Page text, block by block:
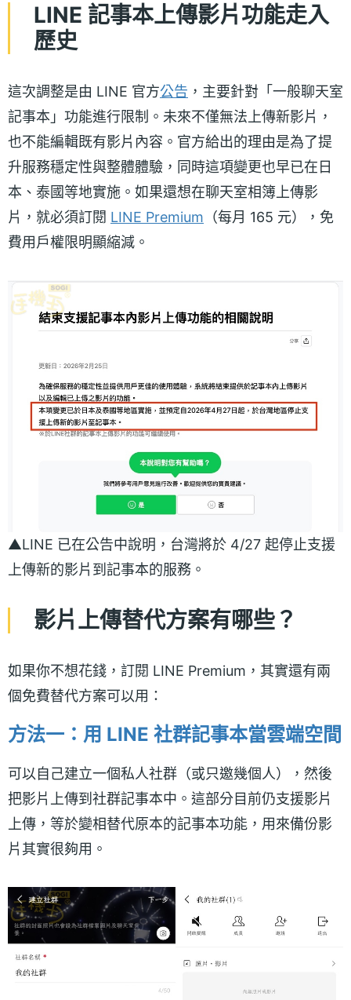
LINE 記事本上傳影片功能走入
歷史
這次調整是由 LINE 官方公告 ，主要針對「一般聊天室
記事本」功能進行限制。未來不僅無法上傳新影片，
也不能編輯既有影片內容。官方給出的理由是為了提
升服務穩定性與整體體驗，同時這項變更也早已在日
本、泰國等地實施。如果還想在聊天室相簿上傳影
片，就必須訂閱 LINE Premium （每月 165 元），免
費用戶權限明顯縮減。
▲LINE 已在公告中說明，台灣將於 4/27 起停止支援
上傳新的影片到記事本的服務。
影片上傳替代方案有哪些？
如果你不想花錢，訂閱 LINE Premium，其實還有兩
個免費替代方案可以用：
方法一：用 LINE 社群記事本當雲端空間
可以自己建立一個私人社群（或只邀幾個人），然後
把影片上傳到社群記事本中。這部分目前仍支援影片
上傳，等於變相替代原本的記事本功能，用來備份影
片其實很夠用。